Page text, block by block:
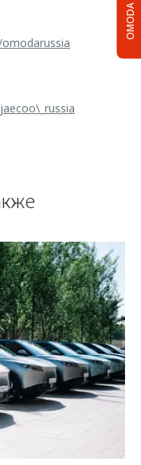
OMODA C5